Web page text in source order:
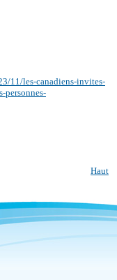
11/les-canadiens-invites-
personnes-
Haut